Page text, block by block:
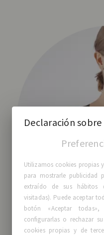
Declaración sobre
Utilizamos cookies propias
para mostrarle publicidad
extraído de sus hábitos
visitadas). Puede aceptar
botón «Aceptar
configurarlas o rechazar
cookies propias y de